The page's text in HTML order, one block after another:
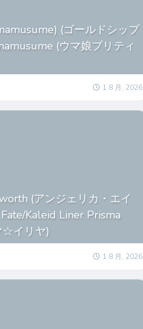
(ゴールドシップ
(ウマ娘プリティ
1 8 月, 2026
(アンジェリカ・エイ
Kaleid Liner Prisma
☆イリヤ)
1 8 月, 2026